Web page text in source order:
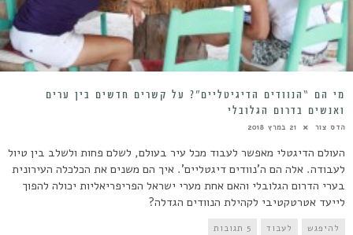
מי הם “הנוודים הדיגיטליים”? על קשרים חדשים בין ערים
ואנשים בדרום הגלובלי
הדס צור 21 במרץ 2018
העולם הדיגטלי מאפשר לעבוד מכל עיר בעולם, לשלם פחות ולשלב בין טיול
לעבודה. אלה הם ה'נוודים דיגטליים'. איך הם משנים את הכלכלה העירונית
בערי הדרום הגלובלי והאם אחת מערי ישראל הפריפריאליות יכולה להפוך
לייעד אטרטקטיבי לקהילת הנוודים הגדלה?
להיפגש לעבוד 5 תגובות